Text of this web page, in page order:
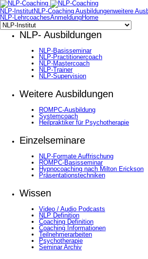
NLP-InstitutNLP-Coaching Ausbildungenweitere
NLP-LehrcoachesAnmeldungHome
NLP- Ausbildungen
NLP-Basisseminar
NLP-Practitionercoach
NLP-Mastercoach
NLP-Trainer
NLP-Supervision
Weitere Ausbildungen
ROMPC-Ausbildung
Systemcoach
Heilpraktiker für Psychotherapie
Einzelseminare
NLP-Formate Auffrischung
ROMPC-Basisseminar
Hypnocoaching nach Milton Erickson
Präsentationstechniken
Wissen
Video / Audio Podcasts
NLP Definition
Coaching Definition
Coaching Informationen
Teilnehmerarbeiten
Psychotherapie
Seminar Archiv